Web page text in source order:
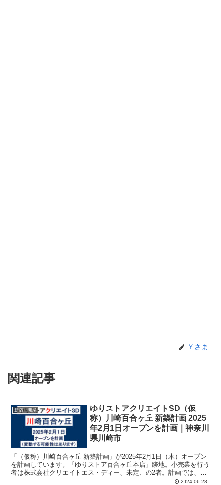
Ｙさま
関連記事
新店・開業
ゆりストアクリエイトSD（仮
称）川崎百合ヶ丘 新築計画 2025
年2月1日オープンを計画｜神奈川
県川崎市
「（仮称）川崎百合ヶ丘 新築計画」が2025年2月1日（木）オープン
を計画しています。「ゆりストア百合ヶ丘本店」跡地。小売業を行う
者は株式会社クリエイトエス・ディー、未定、の2者。計画では、店
舗面積：1,714平方メートル、駐車場：18台、駐輪場：100台、営業
2024.06.28